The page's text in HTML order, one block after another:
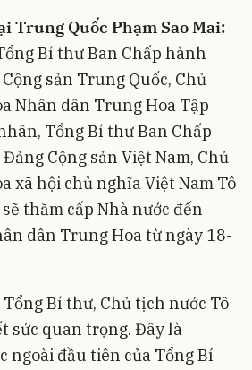
Trung Quốc Phạm Sao Mai:
Bí thư Ban Chấp hành
sản Trung Quốc, Chủ
Nhân dân Trung Hoa Tập
Tổng Bí thư Ban Chấp
Cộng sản Việt Nam, Chủ
xã hội chủ nghĩa Việt Nam Tô
thăm cấp Nhà nước đến
dân Trung Hoa từ ngày 18-
Bí thư, Chủ tịch nước Tô
sức quan trọng. Đây là
ngoài đầu tiên của Tổng Bí